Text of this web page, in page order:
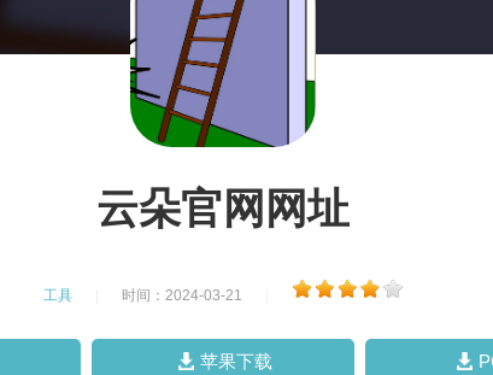
云朵官网网址
工具 时间：2024-03-21
苹果下载